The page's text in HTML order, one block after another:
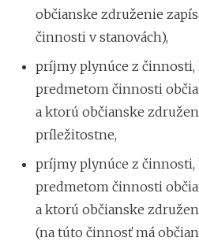
občianske združenie
činnosti v stanovách),
príjmy plynúce z činnosti,
predmetom činnosti
a ktorú občianske
príležitostne,
príjmy plynúce z činnosti,
predmetom činnosti
a ktorú občianske
(na túto činnosť má